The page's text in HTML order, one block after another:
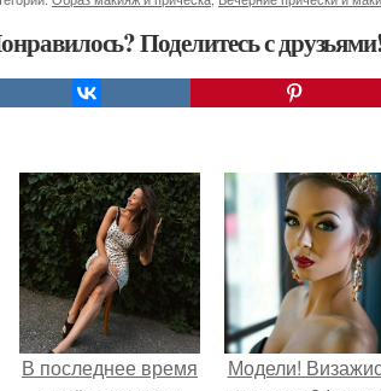
Поделитесь с
В последнее время
Модели!